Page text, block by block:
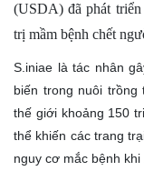
Liên
(USDA) đã phát
trị mầm bệnh chết
S.iniae là tác nhân
biến trong nuôi
thế giới khoảng 150
thể khiến các trang
nguy cơ mắc bệnh khi